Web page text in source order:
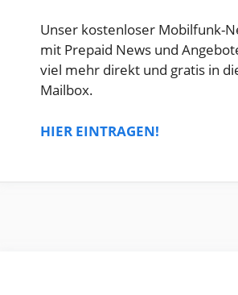
Unser kostenloser Mobilfunk-
mit Prepaid News und
viel mehr direkt und gratis in
Mailbox.
HIER EINTRAGEN!